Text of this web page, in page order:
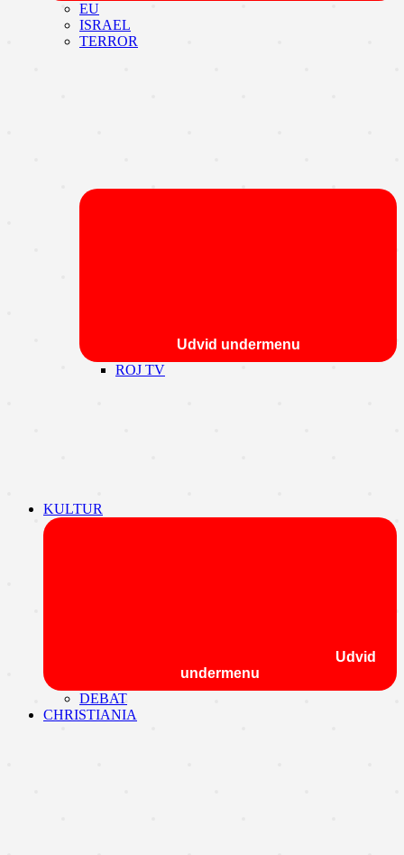
EU
ISRAEL
TERROR
Udvid undermenu
ROJ TV
KULTUR
Udvid
undermenu
DEBAT
CHRISTIANIA